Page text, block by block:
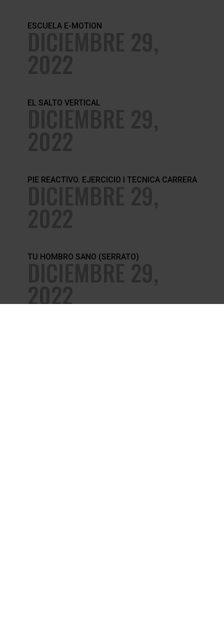
ESCUELA E-MOTION
EL SALTO VERTICAL
PIE REACTIVO. EJERCICIO I TÉCNICA CARRERA
TU HOMBRO SANO (SERRATO)
DICIEMBRE 29,
2022